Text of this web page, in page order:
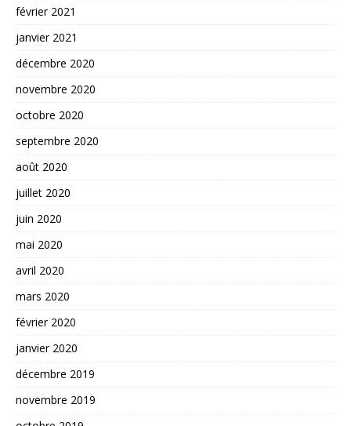
février 2021
janvier 2021
décembre 2020
novembre 2020
octobre 2020
septembre 2020
août 2020
juillet 2020
juin 2020
mai 2020
avril 2020
mars 2020
février 2020
janvier 2020
décembre 2019
novembre 2019